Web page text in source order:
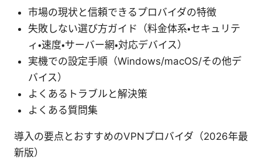
市場の現状と信頼できるプロバイダの特徴
失敗しない選び方ガイド（料金体系・セキュリテ
ィ・速度・サーバー網・対応デバイス）
実機での設定手順（Windows/macOS/その他デ
バイス）
よくあるトラブルと解決策
よくある質問集
導入の要点とおすすめのVPNプロバイダ（2026年最
新版）